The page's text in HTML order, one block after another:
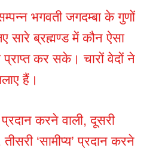
भगवती जगदम्बा के गुणों
सारे ब्रह्मण्ड में कौन ऐसा
कर सके। चारों वेदों ने
हैं।
करने वाली, दूसरी
‘सामीप्य’ प्रदान करने